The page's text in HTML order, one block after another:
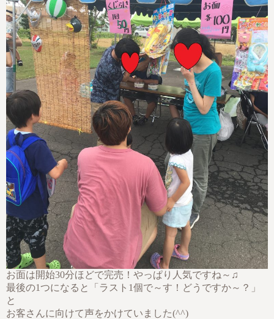
お面は開始30分ほどで完売！やっぱり人気ですね～♫
最後の1つになると「ラスト1個で～す！どうですか～？」
と
お客さんに向けて声をかけていました(^^)